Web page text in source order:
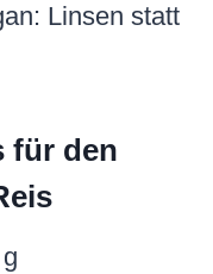
Linsen statt
für den